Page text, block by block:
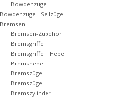
Bowdenzüge
Bowdenzüge - Seilzüge
Bremsen
Bremsen-Zubehör
Bremsgriffe
Bremsgriffe + Hebel
Bremshebel
Bremszüge
Bremszüge
Bremszylinder